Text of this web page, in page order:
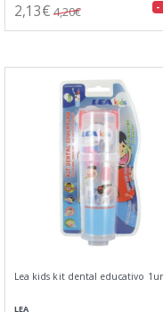
2,13€ 4,20€ -
Lea kids kit dental educativo
LEA